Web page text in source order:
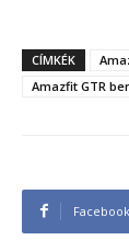
CÍMKÉK
Amazfit GTR
Facebook